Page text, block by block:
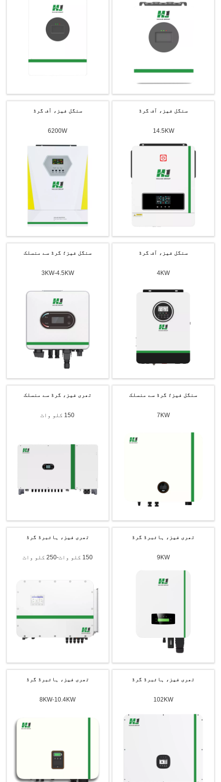
سنگل فیز، آف گرڈ
14.5KW
سنگل فیز، آف گرڈ
6200W
سنگل فیز، آف گرڈ
4KW
سنگل فیز؛ گرڈ سے منسلک
3KW-4.5KW
سنگل فیز؛ گرڈ سے منسلک
7KW
تھری فیز، گرڈ سے منسلک
150 کلو واٹ
تھری فیز، ہائبرڈ گرڈ
9KW
تھری فیز، ہائبرڈ گرڈ
150 کلو واٹ-250 کلو واٹ
تھری فیز، ہائبرڈ گرڈ
102KW
تھری فیز، ہائبرڈ گرڈ
8KW-10.4KW